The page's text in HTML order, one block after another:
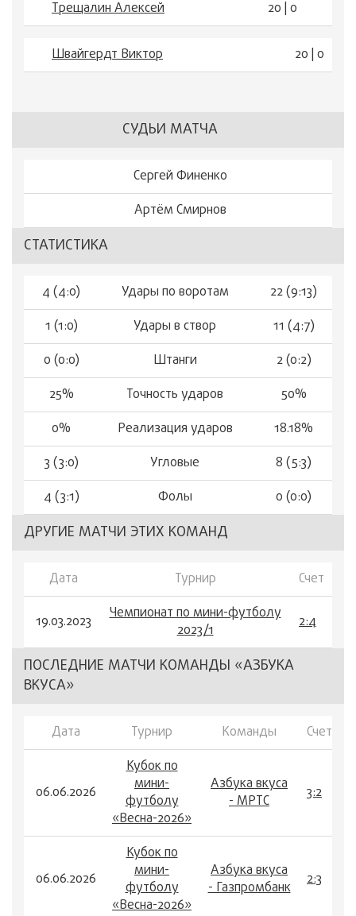
Трещалин Алексей 20 | 0
Швайгердт Виктор 20 | 0
СУДЬИ МАТЧА
Сергей Финенко
Артём Смирнов
СТАТИСТИКА
4 (4:0) Удары по воротам
22 (9:13)
1 (1:0)
Удары в створ
11 (4:7)
0 (0:0)
Штанги
2 (0:2)
25%
Точность ударов
50%
0%
Реализация ударов
18.18%
3 (3:0)
Угловые
8 (5:3)
4 (3:1)
Фолы 0 (0:0)
ДРУГИЕ МАТЧИ ЭТИХ КОМАНД
Дата Турнир Счет
19.03.2023
Чемпионат по мини-футболу
2023/1
2:4
ПОСЛЕДНИЕ МАТЧИ КОМАНДЫ «АЗБУКА
ВКУСА»
Дата Турнир Команды Счет
06.06.2026
Кубок по
мини-
футболу
«Весна-2026»
Азбука вкуса
- МРТС
3:2
06.06.2026
Кубок по
мини-
футболу
«Весна-2026»
Азбука вкуса
- Газпромбанк
2:3